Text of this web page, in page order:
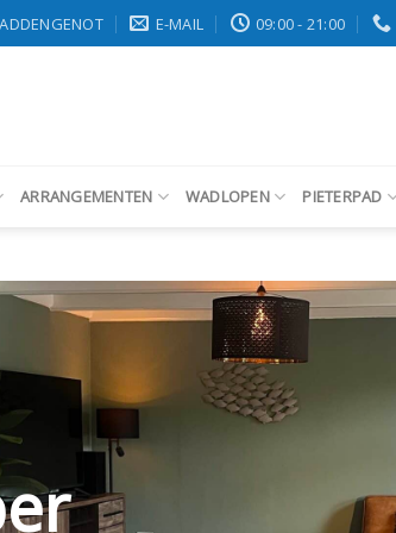
E-MAIL 09:00 - 21:00
ARRANGEMENTEN WADLOPEN PIETERPAD